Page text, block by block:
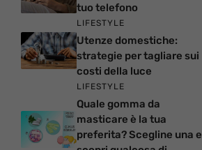
tuo telefono
LIFESTYLE
Utenze domestiche:
strategie per tagliare sui
costi della luce
LIFESTYLE
Quale gomma da
masticare è la tua
preferita? Scegline una e